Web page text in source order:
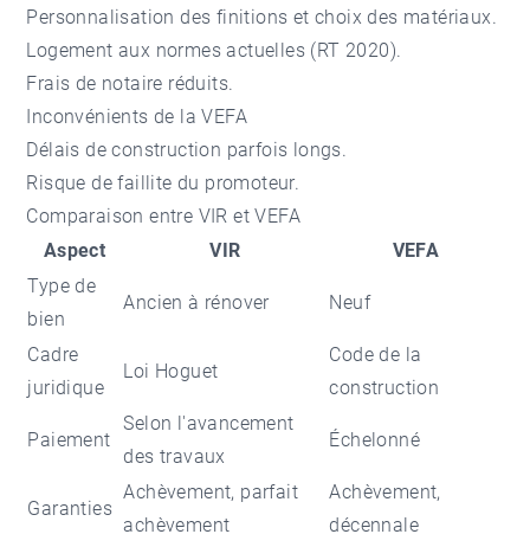
Personnalisation des finitions et choix des matériaux.
Logement aux normes actuelles (RT 2020).
Frais de notaire réduits.
Inconvénients de la VEFA
Délais de construction parfois longs.
Risque de faillite du promoteur.
Comparaison entre VIR et VEFA
Aspect
VIR
VEFA
Type de
bien
Ancien à rénover Neuf
Cadre
juridique
Loi Hoguet
Code de la
construction
Paiement
Selon l'avancement
des travaux
Échelonné
Garanties
Achèvement, parfait
achèvement
Achèvement,
décennale